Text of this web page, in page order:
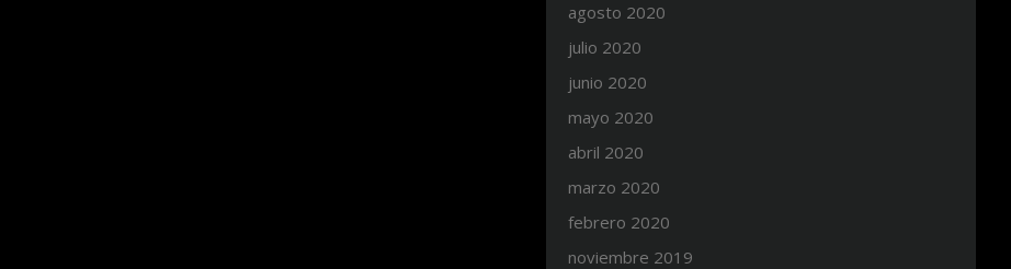
agosto 2020
julio 2020
junio 2020
mayo 2020
abril 2020
marzo 2020
febrero 2020
noviembre 2019